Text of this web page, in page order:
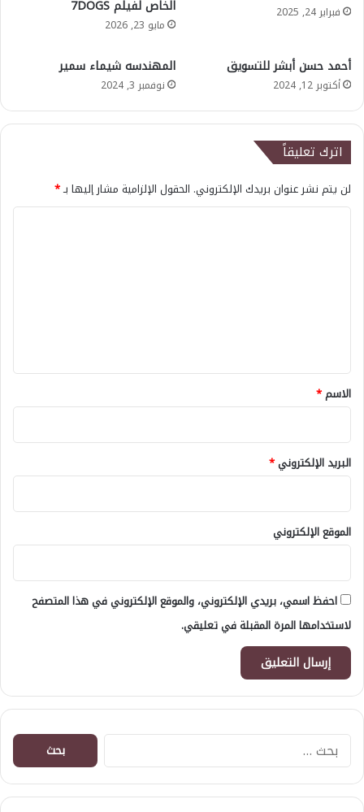
فبراير 24, 2025 الخاص لفيلم 7DOGS
مايو 23, 2026
أحمد حسن أبشر للتسويق
أكتوبر 12, 2024
المهندسه شيماء سمير
نوفمبر 3, 2024
اترك تعليقاً
لن يتم نشر عنوان بريدك الإلكتروني. الحقول الإلزامية مشار إليها بـ*
*
الاسم*
البريد الإلكتروني*
الموقع الإلكتروني
احفظ اسمي، بريدي الإلكتروني، والموقع الإلكتروني في هذا المتصفح
لاستخدامها المرة المقبلة في تعليقي.
البحث
عن: